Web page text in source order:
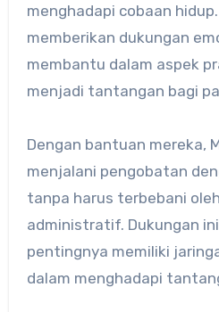
menghadapi cobaan hidup.
memberikan dukungan
membantu dalam aspek
menjadi tantangan bagi
Dengan bantuan mereka,
menjalani pengobatan
tanpa harus terbebani
administratif. Dukungan
pentingnya memiliki
dalam menghadapi